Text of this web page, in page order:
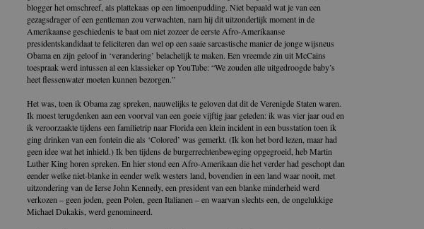
blogger het omschreef, als plattekaas op een limoenpudding. Niet bepaald wat je van een
gezagsdrager of een gentleman zou verwachten, nam hij dit uitzonderlijk moment in de
Amerikaanse geschiedenis te baat om niet zozeer de eerste Afro-Amerikaanse
presidentskandidaat te feliciteren dan wel op een saaie sarcastische manier de jonge wijsneus
Obama en zijn geloof in ‘verandering’ belachelijk te maken. Een vreemde zin uit McCains
toespraak werd intussen al een klassieker op YouTube: “We zouden alle uitgedroogde baby’s
heet flessenwater moeten kunnen bezorgen.”
Het was, toen ik Obama zag spreken, nauwelijks te geloven dat dit de Verenigde Staten waren.
Ik moest terugdenken aan een voorval van een goeie vijftig jaar geleden: ik was vier jaar oud en
ik veroorzaakte tijdens een familietrip naar Florida een klein incident in een busstation toen ik
ging drinken van een fontein die als ‘Colored’ was gemerkt. (Ik kon het bord lezen, maar had
geen idee wat het inhield.) Ik ben tijdens de burgerrechtenbeweging opgegroeid, heb Martin
Luther King horen spreken. En hier stond een Afro-Amerikaan die het verder had geschopt dan
eender welke niet-blanke in eender welk westers land, bovendien in een land waar nooit, met
uitzondering van de Ierse John Kennedy, een president van een blanke minderheid werd
verkozen – geen joden, geen Polen, geen Italianen – en waarvan slechts een, de ongelukkige
Michael Dukakis, werd genomineerd.